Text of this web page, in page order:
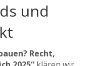
und
Recht,